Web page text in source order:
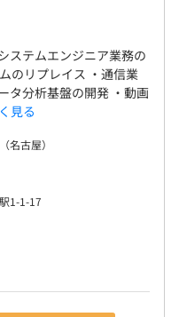
ステムエンジニア業務の
のリプレイス ・通信業
タ分析基盤の開発 ・動画
見る
名古屋）
1-1-17